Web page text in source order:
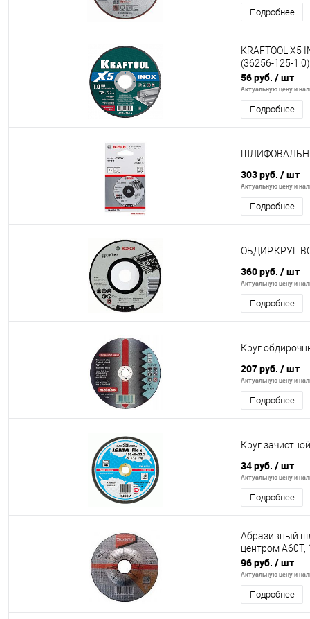
Подробнее
KRAFTOOL
(36256-125-1.0)
56 руб. / шт
Актуальную цену и
Подробнее
303 руб. / шт
Актуальную цену и
Подробнее
ОБДИР.КРУГ
360 руб. / шт
Актуальную цену и
Подробнее
Круг
207 руб. / шт
Актуальную цену и
Подробнее
Круг
34 руб. / шт
Актуальную цену и
Подробнее
Абразивный
центром A60T,
96 руб. / шт
Актуальную цену и
Подробнее